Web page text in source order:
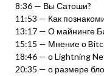
8:36 — Вы Сатоши?
11:53 — Как
13:17 — О майнинге
15:15 — Мнение о
18:46 — о Lightning
20:35 — о размере